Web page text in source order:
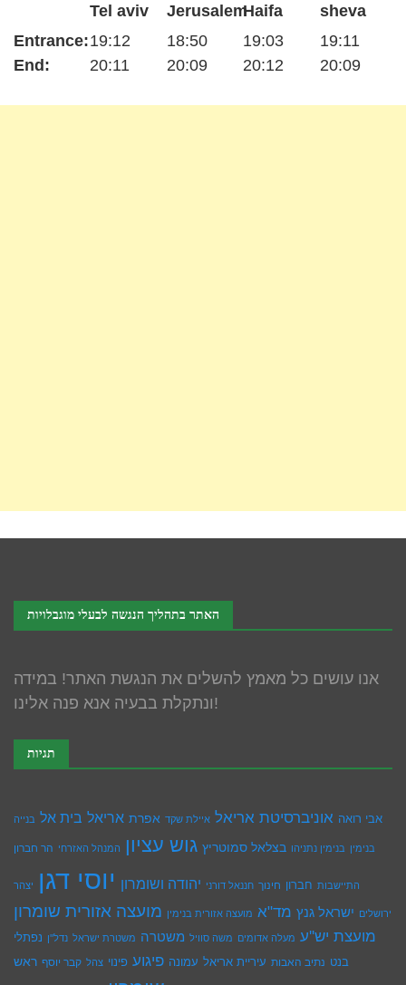
Entrance:
End:
Tel aviv
19:12
20:11
Jerusalem
18:50
20:09
Haifa
19:03
20:12
sheva
19:11
20:09
האתר בתהליך הנגשה לבעלי מוגבלויות
אנו עושים כל מאמץ להשלים את הנגשת האתר! במידה
ונתקלת בבעיה אנא פנה אלינו!
תגיות
אבי רואה אוניברסיטת אריאל איילת שקד אפרת אריאל בית אל בנייה
בנימין בנימין נתניהו בצלאל סמוטריץ גוש עציון המנהל האזרחי הר חברון
התיישבות חברון חינוך חננאל דורני יהודה ושומרון יוסי דגן יצהר
ירושלים ישראל גנץ מד"א מועצה אזורית בנימין מועצה אזורית שומרון
מועצת יש''ע מעלה אדומים משה סוויל משטרה משטרת ישראל נדל''ן נפתלי
בנט נתיב האבות עיריית אריאל עמונה פיגוע פינוי צהל קבר יוסף ראש